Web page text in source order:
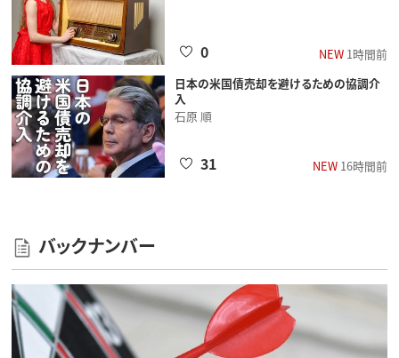
NEW1時間前
0
日本の米国債売却を避けるための協調介
入
石原 順
NEW16時間前
31
バックナンバー